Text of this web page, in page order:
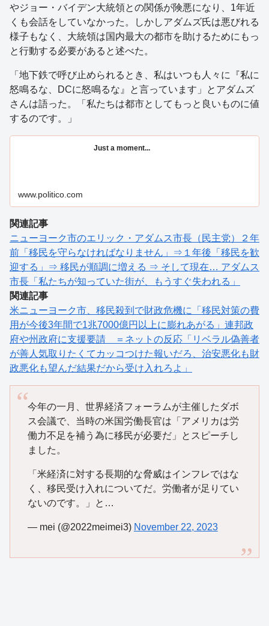
やジョー・バイデン大統領との関係が険悪になり、1年近
くも会話をしていなかった。しかしアダムズ氏は悪びれる
様子もなく、大統領は国内最大の都市を助けるためにもっ
と行動する必要があると述べた。
「地下鉄で呼び止められるとき、私はいつも人々に『私に
怒鳴るな、DCに怒鳴るな』と言っています」とアダムズ
さんは語った。「私たちは都市としてもっと良いものに値
するのです。」
Just a moment...
www.politico.com
関連記事
ニューヨーク市のエリック・アダムス市長（民主党）２年
前「移民を守らなければなりません」⇒１年後「移民を歓
迎する」⇒ 移民が順調に増える ⇒ そして現在… アダムス
市長「私たちが知っていた街が、もうすぐ失われる」
関連記事
米ニューヨーク市、移民殺到で財政危機に「移民対策の費
用が今後3年間で1兆7000億円以上に膨れあがる」連邦政
府や州政府に支援要請 ＝ネットの反応「リベラル偽善者
が善人気取りたくてカッコつけた報いだろ、治安悪化も財
政悪化も望んだ結果だから受け入れろよ」
今年の一月、世界経済フォーラムが主催したダボ
ス会議で、当時の米国労働長官は「アメリカは労
働力不足を補う為に移民が必要だ」とスピーチし
ました。
「米経済に対する長期的な脅威はインフレではな
く、移民受け入れについてだ。労働者が足りてい
ないのです。」と…
— mei (@2022meimei3) November 22, 2023